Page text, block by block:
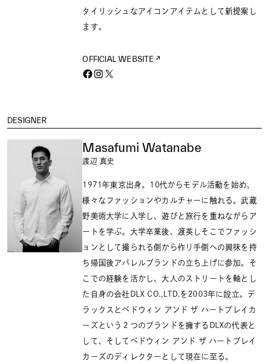
タイリッシュなアイコンアイテムとして新提案し
ます。
OFFICIAL WEBSITE
DESIGNER
Masafumi Watanabe
渡辺 真史
1971年東京出身。10代からモデル活動を始め、
様々なファッションやカルチャーに触れる。武蔵
野美術大学に入学し、遊びと旅行を重ねながらア
ートを学ぶ。大学卒業後、渡英しそこでファッシ
ョンとして撮られる側から作り手側への興味を持
ち帰国後アパレルブランドの立ち上げに参加。そ
こでの経験を活かし、大人のストリートを軸とし
た自身の会社DLX CO.,LTD.を2003年に設立。デ
ラックスとベドウィン アンド ザ ハートブレイカ
ーズという２つのブランドを擁するDLXの代表と
して、そしてベドウィン アンド ザ ハートブレイ
カーズのディレクターとして現在に至る。